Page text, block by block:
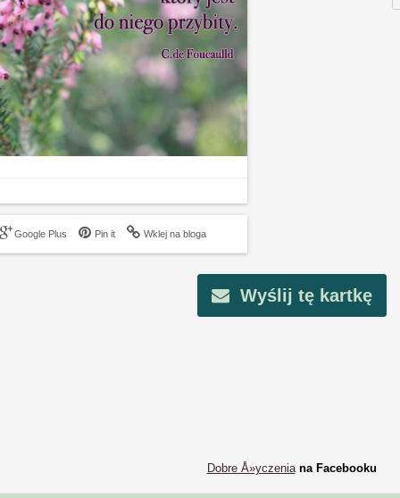
Google Plus Pin it Wklej na bloga
Wyślij tę kartkę
Dobre Å»yczeniana Facebooku